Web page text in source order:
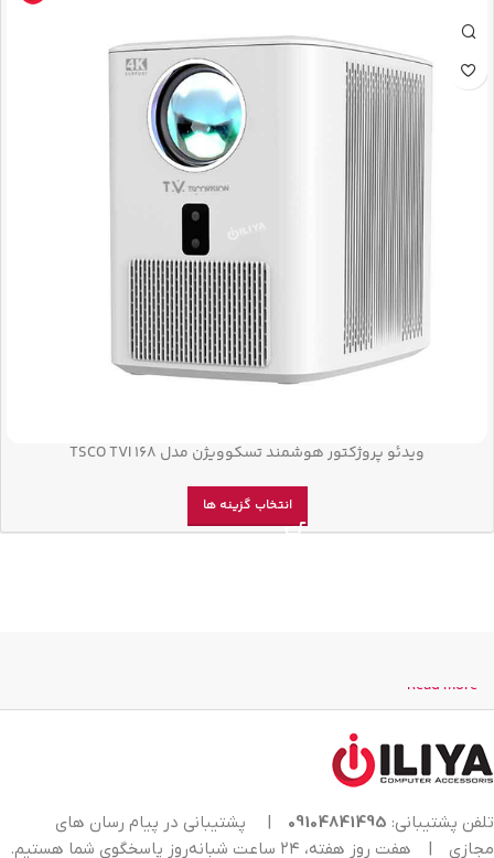
ویدئو پروژکتور هوشمند تسکوویژن مدل TSCO TVI 168
انتخاب گزینه ها
Read more
تلفن پشتیبانی: 09104841495
|
پشتیبانی در پیام رسان های
مجازی
| هفت روز هفته، ۲۴ ساعت شبانه‌روز پاسخگوی شما هستیم.